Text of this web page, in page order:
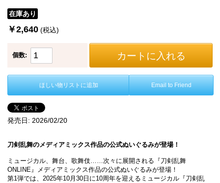
在庫あり
￥2,640 (税込)
個数: カートに入れる
ほしい物リストに追加 Email to Friend
発売日: 2026/02/20
刀剣乱舞のメディアミックス作品の公式ぬいぐるみが登場！
ミュージカル、舞台、歌舞伎……次々に展開される『刀剣乱舞
ONLINE』メディアミックス作品の公式ぬいぐるみが登場！
第1弾では、2025年10月30日に10周年を迎えるミュージカル『刀剣乱